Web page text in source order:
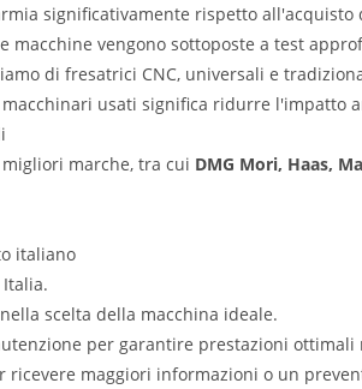
significativamente rispetto all'acquisto
macchine vengono sottoposte a test
di fresatrici CNC, universali e
macchinari usati significa ridurre l'impatto
marche, tra cui DMG Mori, Haas,
italiano
scelta della macchina ideale.
per garantire prestazioni ottimali
ricevere maggiori informazioni o un